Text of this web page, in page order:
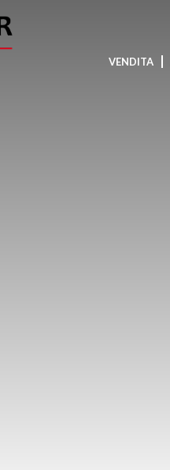
VENDITA